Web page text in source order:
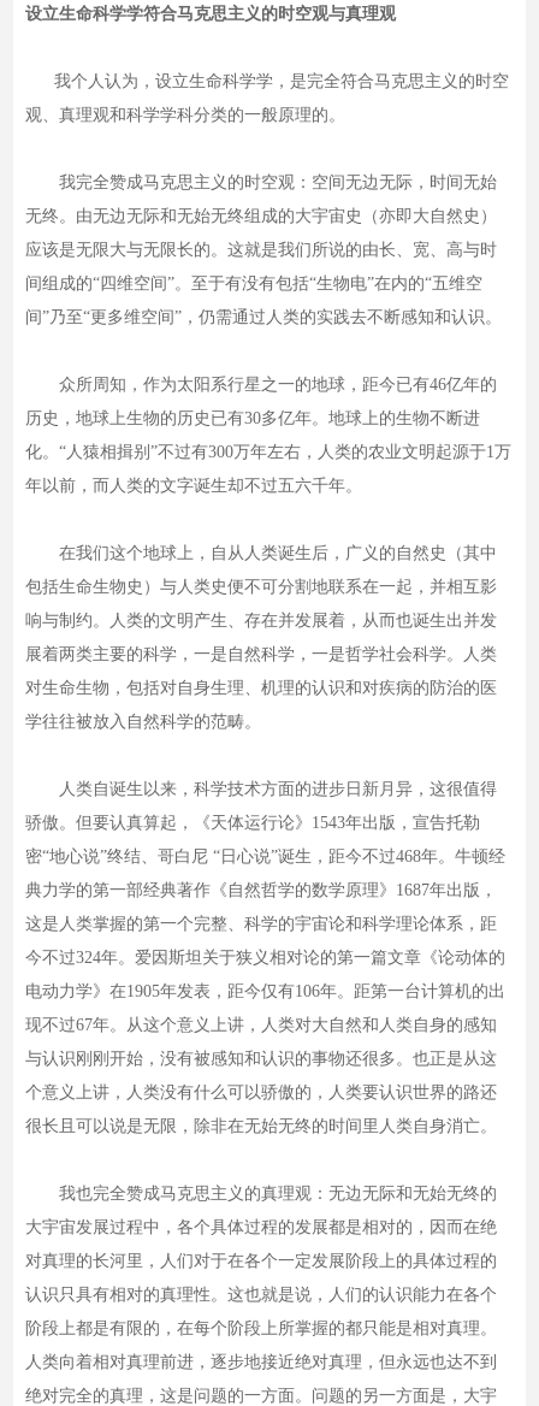
设立生命科学学符合马克思主义的时空观与真理观
我个人认为，设立生命科学学，是完全符合马克思主义的时空
观、真理观和科学学科分类的一般原理的。
我完全赞成马克思主义的时空观：空间无边无际，时间无始
无终。由无边无际和无始无终组成的大宇宙史（亦即大自然史）
应该是无限大与无限长的。这就是我们所说的由长、宽、高与时
间组成的“四维空间”。至于有没有包括“生物电”在内的“五维空
间”乃至“更多维空间”，仍需通过人类的实践去不断感知和认识。
众所周知，作为太阳系行星之一的地球，距今已有46亿年的
历史，地球上生物的历史已有30多亿年。地球上的生物不断进
化。“人猿相揖别”不过有300万年左右，人类的农业文明起源于1万
年以前，而人类的文字诞生却不过五六千年。
在我们这个地球上，自从人类诞生后，广义的自然史（其中
包括生命生物史）与人类史便不可分割地联系在一起，并相互影
响与制约。人类的文明产生、存在并发展着，从而也诞生出并发
展着两类主要的科学，一是自然科学，一是哲学社会科学。人类
对生命生物，包括对自身生理、机理的认识和对疾病的防治的医
学往往被放入自然科学的范畴。
人类自诞生以来，科学技术方面的进步日新月异，这很值得
骄傲。但要认真算起，《天体运行论》1543年出版，宣告托勒
密“地心说”终结、哥白尼 “日心说”诞生，距今不过468年。牛顿经
典力学的第一部经典著作《自然哲学的数学原理》1687年出版，
这是人类掌握的第一个完整、科学的宇宙论和科学理论体系，距
今不过324年。爱因斯坦关于狭义相对论的第一篇文章《论动体的
电动力学》在1905年发表，距今仅有106年。距第一台计算机的出
现不过67年。从这个意义上讲，人类对大自然和人类自身的感知
与认识刚刚开始，没有被感知和认识的事物还很多。也正是从这
个意义上讲，人类没有什么可以骄傲的，人类要认识世界的路还
很长且可以说是无限，除非在无始无终的时间里人类自身消亡。
我也完全赞成马克思主义的真理观：无边无际和无始无终的
大宇宙发展过程中，各个具体过程的发展都是相对的，因而在绝
对真理的长河里，人们对于在各个一定发展阶段上的具体过程的
认识只具有相对的真理性。这也就是说，人们的认识能力在各个
阶段上都是有限的，在每个阶段上所掌握的都只能是相对真理。
人类向着相对真理前进，逐步地接近绝对真理，但永远也达不到
绝对完全的真理，这是问题的一方面。问题的另一方面是，大宇